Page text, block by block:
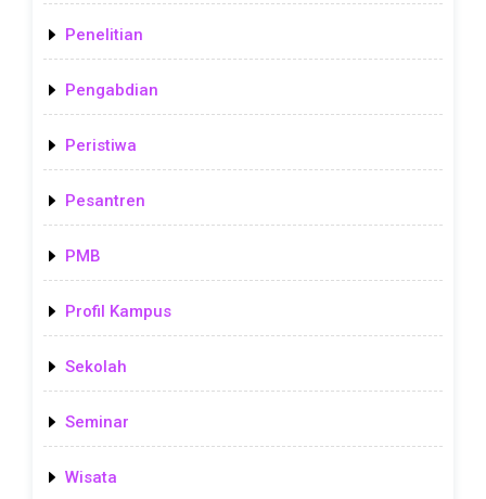
Penelitian
Pengabdian
Peristiwa
Pesantren
PMB
Profil Kampus
Sekolah
Seminar
Wisata